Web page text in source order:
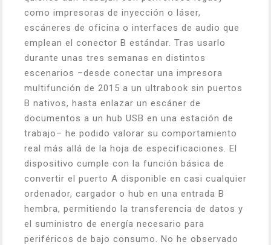
como impresoras de inyección o láser,
escáneres de oficina o interfaces de audio que
emplean el conector B estándar. Tras usarlo
durante unas tres semanas en distintos
escenarios –desde conectar una impresora
multifunción de 2015 a un ultrabook sin puertos
B nativos, hasta enlazar un escáner de
documentos a un hub USB en una estación de
trabajo– he podido valorar su comportamiento
real más allá de la hoja de especificaciones. El
dispositivo cumple con la función básica de
convertir el puerto A disponible en casi cualquier
ordenador, cargador o hub en una entrada B
hembra, permitiendo la transferencia de datos y
el suministro de energía necesario para
periféricos de bajo consumo. No he observado